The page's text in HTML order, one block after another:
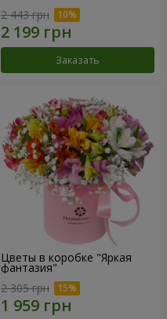
2 443 грн
Заказать
Цветы в коробке "Яркая
фантазия"
2 305 грн